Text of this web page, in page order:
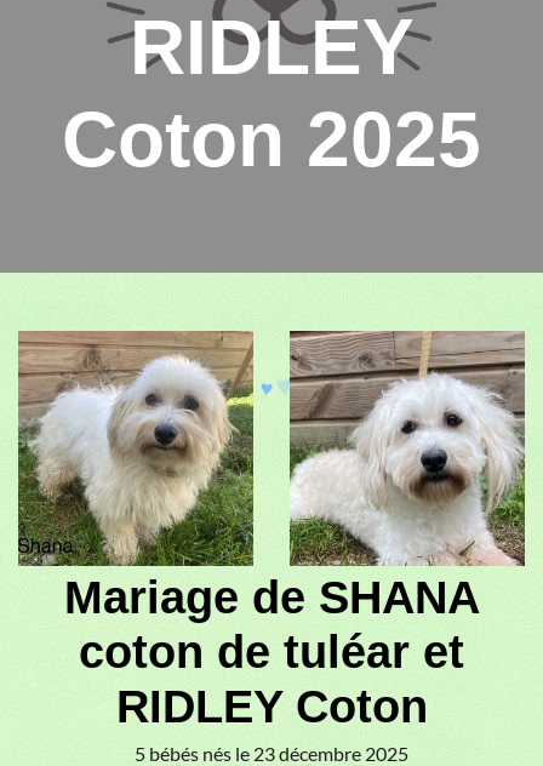
RIDLEY
Coton 2025
♥
♥
♥
♥
♥
♥
♥
Mariage de SHANA
coton de tuléar et
RIDLEY Coton
5 bébés nés le 23 décembre 2025